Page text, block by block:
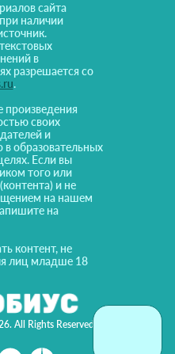
All Rights Reserved!
сайта
наличии
в
разрешается со
.
произведения
своих
и
в образовательных
Если вы
того или
и не
на нашем
на
контент, не
лиц младше 18